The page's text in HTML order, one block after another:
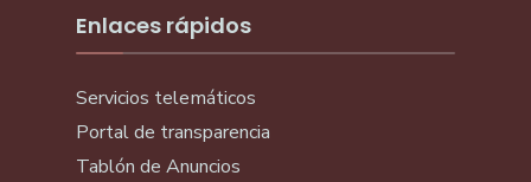
Enlaces rápidos
Servicios telemáticos
Portal de transparencia
Tablón de Anuncios